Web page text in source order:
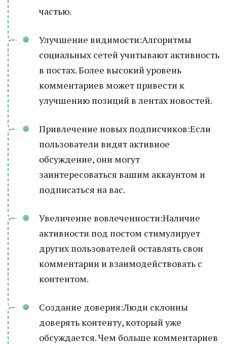
частью.
Улучшение видимости:Алгоритмы
социальных сетей учитывают активность
в постах. Более высокий уровень
комментариев может привести к
улучшению позиций в лентах новостей.
Привлечение новых подписчиков:Если
пользователи видят активное
обсуждение, они могут
заинтересоваться вашим аккаунтом и
подписаться на вас.
Увеличение вовлеченности:Наличие
активности под постом стимулирует
других пользователей оставлять свои
комментарии и взаимодействовать с
контентом.
Создание доверия:Люди склонны
доверять контенту, который уже
обсуждается. Чем больше комментариев